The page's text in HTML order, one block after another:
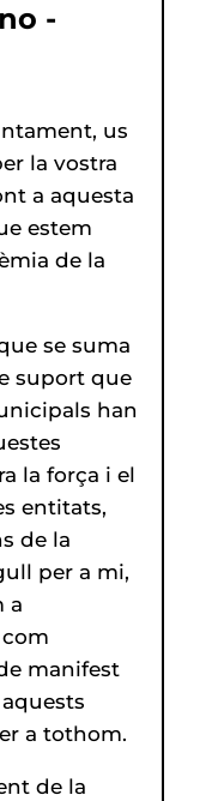
-
us
la vostra
a aquesta
estem
de la
se suma
suport que
han
la força i el
entitats,
de la
per a mi,
a
manifest
a tothom.
de la